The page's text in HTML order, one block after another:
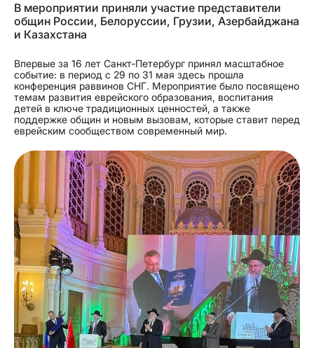
В мероприятии приняли участие представители
общин России, Белоруссии, Грузии, Азербайджана
и Казахстана
Впервые за 16 лет Санкт-Петербург принял масштабное
событие: в период с 29 по 31 мая здесь прошла
конференция раввинов СНГ. Мероприятие было посвящено
темам развития еврейского образования, воспитания
детей в ключе традиционных ценностей, а также
поддержке общин и новым вызовам, которые ставит перед
еврейским сообществом современный мир.